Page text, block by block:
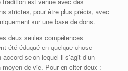
strictes, pour être plus précis, avec
sur une base de dons.
deux seules compétences
été éduqué en quelque chose –
selon lequel il s’agit d’un
moyen de vie. Pour en citer deux :